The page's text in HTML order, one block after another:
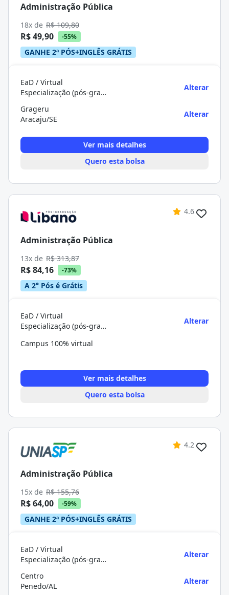
Administração Pública
18x de R$ 109,80
R$ 49,90 -55%
GANHE 2ª PÓS+INGLÊS GRÁTIS
EaD / Virtual
Especialização (pós-graduação)
Alterar
Grageru
Aracaju/SE
Alterar
Ver mais detalhes
Quero esta bolsa
4.6
Administração Pública
13x de R$ 313,87
R$ 84,16 -73%
A 2° Pós é Grátis
EaD / Virtual
Especialização (pós-graduação)
Alterar
Campus 100% virtual
Ver mais detalhes
Quero esta bolsa
4.2
Administração Pública
15x de R$ 155,76
R$ 64,00 -59%
GANHE 2ª PÓS+INGLÊS GRÁTIS
EaD / Virtual
Especialização (pós-graduação)
Alterar
Centro
Penedo/AL
Alterar